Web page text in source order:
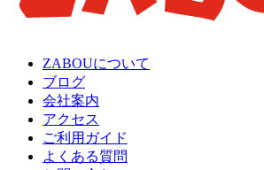
ZABOUについて
ブログ
会社案内
アクセス
ご利用ガイド
よくある質問